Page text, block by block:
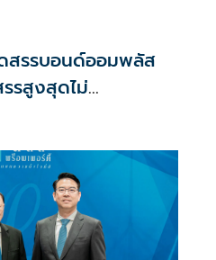
ดสรรบอนด์ออมพลัส
รสูงสุดไม่